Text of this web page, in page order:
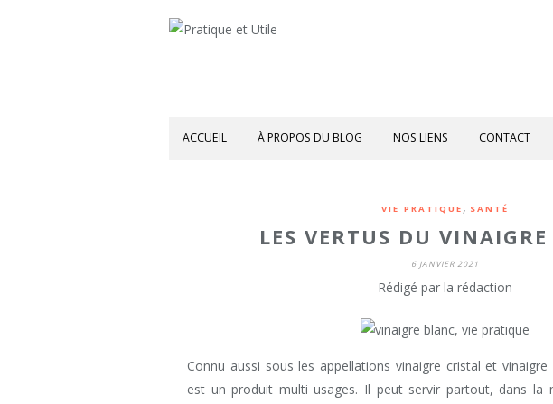
ACCUEIL À PROPOS DU BLOG NOS LIENS CONTACT
VIE PRATIQUE , SANTÉ
LES VERTUS DU
6 JANVIER 2021
Rédigé par la rédaction
Connu aussi sous les appellations vinaigre cristal et vinaigre
est un produit multi usages. Il peut servir partout, dans la